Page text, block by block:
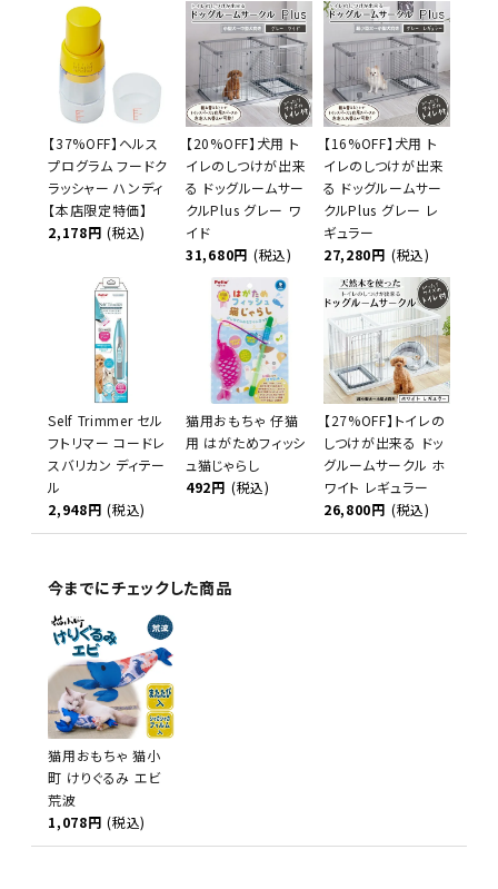
【37%OFF】ヘルス
プログラム フードク
ラッシャー ハンディ
【本店限定特価】
2,178円 (税込)
【20%OFF】犬用 ト
イレのしつけが出来
る ドッグルームサー
クルPlus グレー ワ
イド
31,680円 (税込)
【16%OFF】犬用 ト
イレのしつけが出来
る ドッグルームサー
クルPlus グレー レ
ギュラー
27,280円 (税込)
Self Trimmer セル
フトリマー コードレ
スバリカン ディテー
ル
2,948円 (税込)
猫用おもちゃ 仔猫
用 はがためフィッシ
ュ猫じゃらし
492円 (税込)
【27%OFF】トイレの
しつけが出来る ドッ
グルームサークル ホ
ワイト レギュラー
26,800円 (税込)
今までにチェックした商品
猫用おもちゃ 猫小
町 けりぐるみ エビ
荒波
1,078円 (税込)